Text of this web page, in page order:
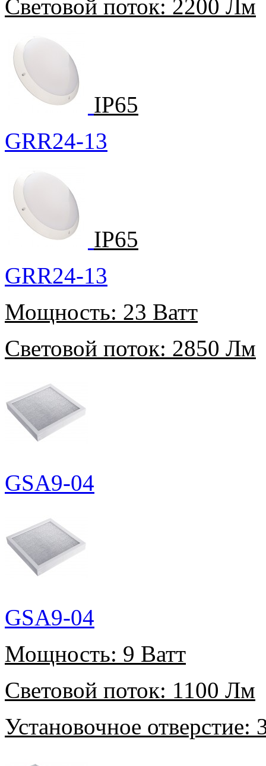
Световой поток: 2200 Лм
IP65
GRR24-13
IP65
GRR24-13
Мощность: 23 Ватт
Световой поток: 2850 Лм
GSA9-04
GSA9-04
Мощность: 9 Ватт
Световой поток: 1100 Лм
Установочное отверстие: